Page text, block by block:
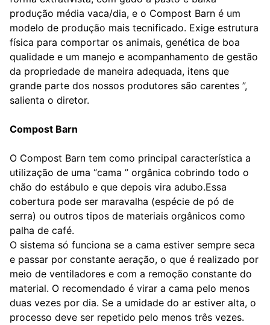
produção média vaca/dia, e o Compost Barn é um
modelo de produção mais tecnificado. Exige estrutura
física para comportar os animais, genética de boa
qualidade e um manejo e acompanhamento de gestão
da propriedade de maneira adequada, itens que
grande parte dos nossos produtores são carentes ”,
salienta o diretor.
Compost Barn
O Compost Barn tem como principal característica a
utilização de uma “cama ” orgânica cobrindo todo o
chão do estábulo e que depois vira adubo.Essa
cobertura pode ser maravalha (espécie de pó de
serra) ou outros tipos de materiais orgânicos como
palha de café.
O sistema só funciona se a cama estiver sempre seca
e passar por constante aeração, o que é realizado por
meio de ventiladores e com a remoção constante do
material. O recomendado é virar a cama pelo menos
duas vezes por dia. Se a umidade do ar estiver alta, o
processo deve ser repetido pelo menos três vezes.